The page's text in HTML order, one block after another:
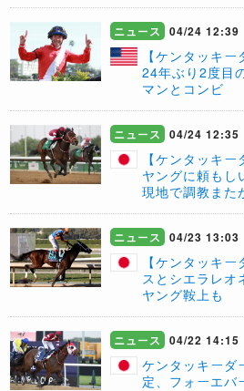
ニュース 04/24 12:39
【ケンタッキ
24年ぶり2度目
マンとコンビ
ニュース 04/24 12:35
【ケンタッキ
ヤングに頼も
現地で調教また
ニュース 04/23 13:03
【ケンタッキ
スとシエラレオ
ヤング鞍上も
ニュース 04/22 14:15
ケンタッキーダ
定、フォーエバ